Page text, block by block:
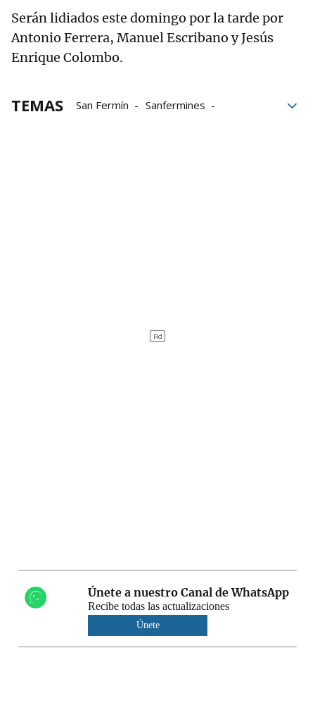
Serán lidiados este domingo por la tarde por
Antonio Ferrera, Manuel Escribano y Jesús
Enrique Colombo.
TEMAS San Fermín
Sanfermines
Únete a nuestro Canal de WhatsApp
Recibe todas las actualizaciones
Únete